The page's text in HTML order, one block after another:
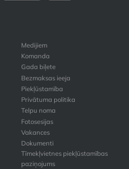
Medijiem
Komanda
Gada biļete
Bezmaksas ieeja
Piekļūstamība
Privātuma politika
Telpu noma
Fotosesijas
Vakances
Dokumenti
Tīmekļvietnes piekļūstamības
paziņojums